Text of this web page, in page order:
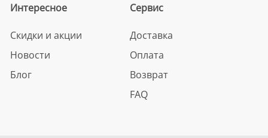
Интересное
Скидки и акции
Новости
Блог
Сервис
Доставка
Оплата
Возврат
FAQ